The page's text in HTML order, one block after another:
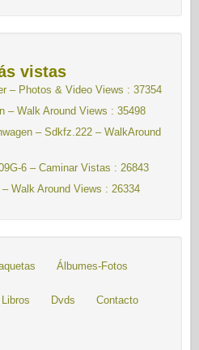
vistas
– Photos & Video Views : 37354
– Walk Around Views : 35498
– Sdkfz.222 – WalkAround
6 – Caminar Vistas : 26843
Walk Around Views : 26334
Álbumes-Fotos
Libros Dvds Contacto